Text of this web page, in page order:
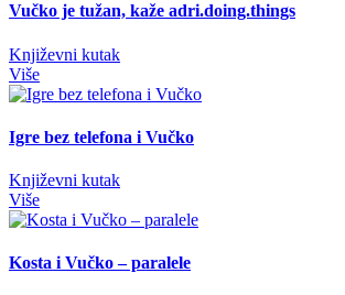
Vučko je tužan, kaže adri.doing.things
Književni kutak
Više
Igre bez telefona i Vučko
Književni kutak
Više
Kosta i Vučko – paralele